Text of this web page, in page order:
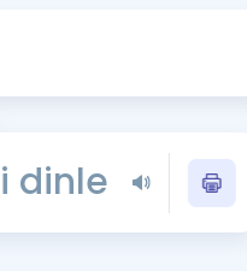
Tüm ÖSYM
YDS - YÖKDİL
İngilizce Gramer
dinle